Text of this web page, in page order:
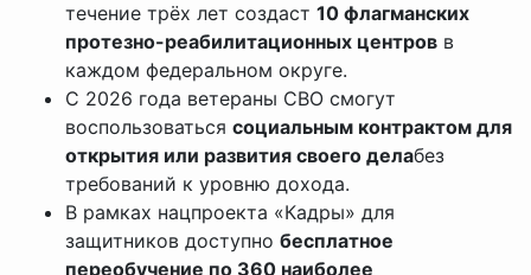
течение трёх лет создаст 10 флагманских
протезно-реабилитационных центров в
каждом федеральном округе.
С 2026 года ветераны СВО смогут
воспользоваться социальным контрактом для
открытия или развития своего делабез
требований к уровню дохода.
В рамках нацпроекта «Кадры» для
защитников доступно бесплатное
переобучение по 360 наиболее